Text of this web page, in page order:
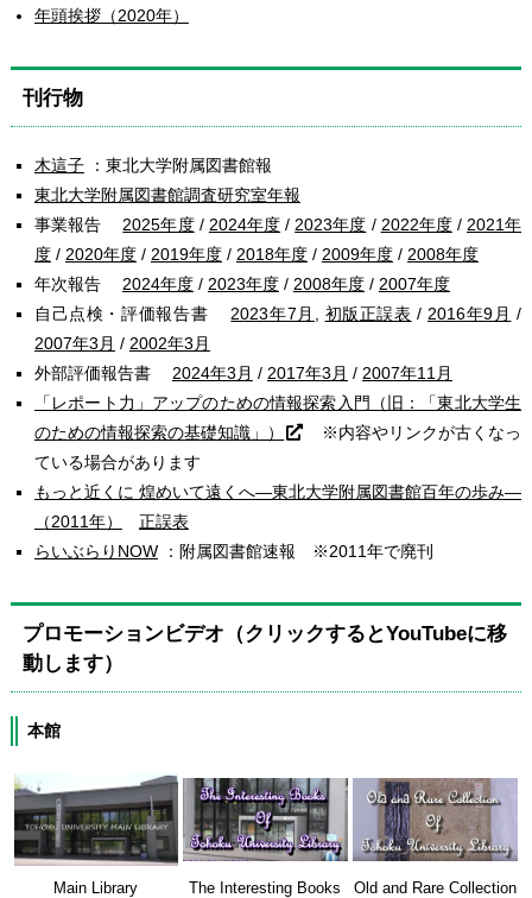
年頭挨拶（2020年）
刊行物
木這子：東北大学附属図書館報
東北大学附属図書館調査研究室年報
事業報告 2025年度/ 2024年度 / 2023年度 / 2022年度/ 2021年
度/ 2020年度/ 2019年度/ 2018年度/ 2009年度/ 2008年度
年次報告 2024年度/ 2023年度/ 2008年度/ 2007年度
自己点検・評価報告書 2023年7月 初版正誤表 / 2016年9月 /
2007年3月 / 2002年3月
外部評価報告書 2024年3月 / 2017年3月 / 2007年11月
「レポート力」アップのための情報探索入門（旧：「東北大学生
のための情報探索の基礎知識」）
※内容やリンクが古くなっ
ている場合があります
もっと近くに 煌めいて遠くへ―東北大学附属図書館百年の歩み―
（2011年）
正誤表
らいぶらりNOW：附属図書館速報 ※2011年で廃刊
プロモーションビデオ（クリックするとYouTubeに移
動します）
本館
Main Library The Interesting Books Old and Rare Collection